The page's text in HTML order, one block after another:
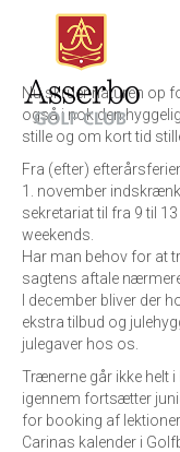
Nu skruer naturen op
også i nok den
stille og om kort tid
Fra (efter)
1. november
sekretariat til fra 9 til
weekends.
Har man behov for at
sagtens aftale
I december bliver der
ekstra tilbud og
julegaver hos os.
Trænerne går ikke helt
igennem fortsætter
for booking af
Carinas kalender i